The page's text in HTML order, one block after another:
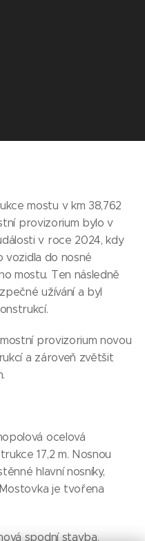
mostu v km 38,762
provizorium bylo v
v roce 2024, kdy
vozidla do nosné
mostu. Ten následně
užívání a byl
provizorium novou
a zároveň zvětšit
ocelová
17,2 m. Nosnou
hlavní nosníky,
je tvořena
spodní stavba.